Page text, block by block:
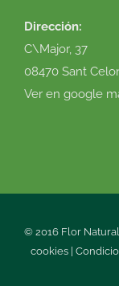
Dirección:
C\Major, 37
08470 Sant
Ver en google
© 2016 Flor
cookies |